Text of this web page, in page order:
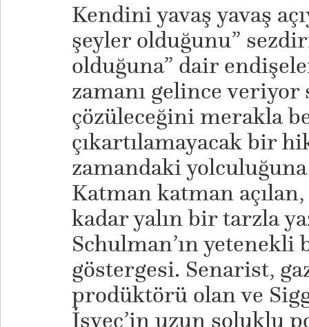
​Kendini yavaş yavaş
şeyler olduğunu”
olduğuna” dair
zamanı gelince veriyor
çözüleceğini merakla
çıkartılamayacak bir
zamandaki
Katman katman
kadar yalın bir tarzla
Schulman’ın
göstergesi. Senarist,
prodüktörü olan ve
İsveç’in uzun soluklu